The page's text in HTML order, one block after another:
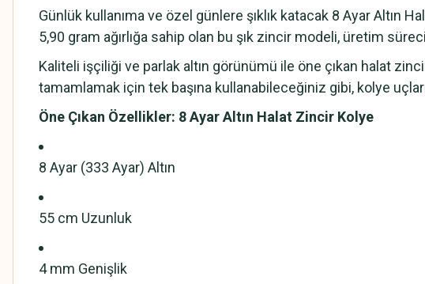
Günlük kullanıma ve özel günlere şıklık katacak 8 Ayar Altın
5,90 gram ağırlığa sahip olan bu şık zincir modeli, üretim
Kaliteli işçiliği ve parlak altın görünümü ile öne çıkan halat
tamamlamak için tek başına kullanabileceğiniz gibi, kolye
Öne Çıkan Özellikler: 8 Ayar Altın Halat Zincir Kolye
8 Ayar (333 Ayar) Altın
55 cm Uzunluk
4 mm Genişlik